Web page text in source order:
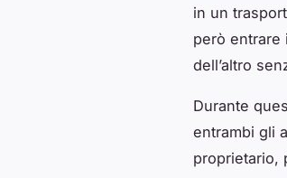
in un
però entrare
dell’altro
Durante
entrambi gli
proprietario,